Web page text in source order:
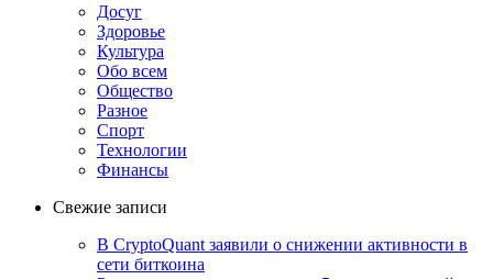
Досуг
Здоровье
Культура
Обо всем
Общество
Разное
Спорт
Технологии
Финансы
Свежие записи
В CryptoQuant заявили о снижении активности в
сети биткоина